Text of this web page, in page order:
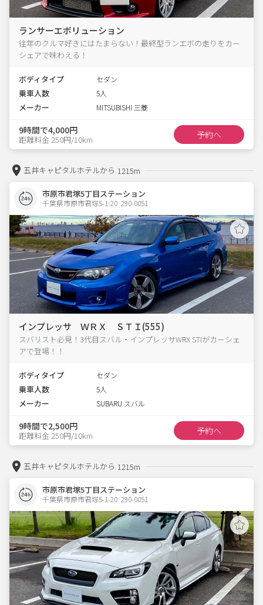
ランサーエボリューション
往年のクルマ好きにはたまらない！最終型ランエボの走りをカー
シェアで味わえる！
ボディタイプ セダン
乗車人数 5人
メーカー MITSUBISHI 三菱
9時間で4,000円
距離料金 250円/10km 予約へ
五井キャピタルホテルから 1215m
市原市君塚5丁目ステーション
千葉県市原市君塚5-1-20  290-0051
インプレッサ ＷＲＸ ＳＴＩ(555)
スバリスト必見！3代目スバル・インプレッサWRX STIがカーシェ
アで登場！！
ボディタイプ セダン
乗車人数 5人
メーカー SUBARU スバル
9時間で2,500円
距離料金 250円/10km 予約へ
五井キャピタルホテルから 1215m
市原市君塚5丁目ステーション
千葉県市原市君塚5-1-20  290-0051